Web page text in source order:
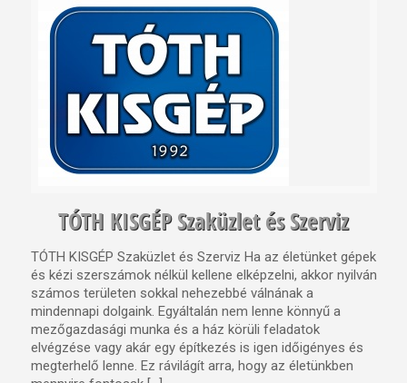
TÓTH KISGÉP Szaküzlet és Szerviz
TÓTH KISGÉP Szaküzlet és Szerviz Ha az életünket gépek
és kézi szerszámok nélkül kellene elképzelni, akkor nyilván
számos területen sokkal nehezebbé válnának a
mindennapi dolgaink. Egyáltalán nem lenne könnyű a
mezőgazdasági munka és a ház körüli feladatok
elvégzése vagy akár egy építkezés is igen időigényes és
megterhelő lenne. Ez rávilágít arra, hogy az életünkben